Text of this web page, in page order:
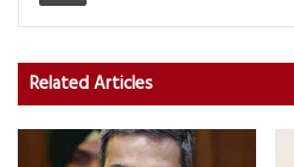
Related Articles